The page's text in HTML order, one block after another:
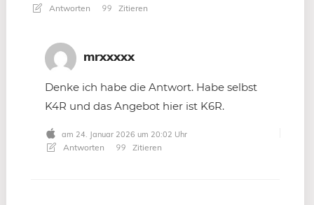
Antworten Zitieren
mrxxxxx
Denke ich habe die Antwort. Habe selbst
K4R und das Angebot hier ist K6R.
am 24. Januar 2026 um 20:02 Uhr
Antworten Zitieren